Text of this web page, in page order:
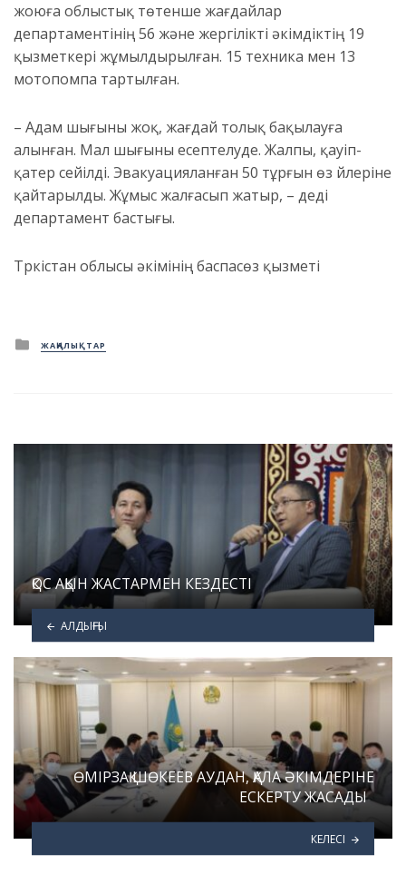
жоюға облыстық төтенше жағдайлар
департаментінің 56 және жергілікті әкімдіктің 19
қызметкері жұмылдырылған. 15 техника мен 13
мотопомпа тартылған.
– Адам шығыны жоқ, жағдай толық бақылауға
алынған. Мал шығыны есептелуде. Жалпы, қауіп-
қатер сейілді. Эвакуацияланған 50 тұрғын өз үйлеріне
қайтарылды. Жұмыс жалғасып жатыр, – деді
департамент бастығы.
Түркістан облысы әкімінің баспасөз қызметі
Posted
in
ЖАҢАЛЫҚТАР
ҚОС АҚЫН ЖАСТАРМЕН КЕЗДЕСТІ
АЛДЫҢҒЫ
ӨМІРЗАҚ ШӨКЕЕВ АУДАН, ҚАЛА ӘКІМДЕРІНЕ
ЕСКЕРТУ ЖАСАДЫ
КЕЛЕСІ